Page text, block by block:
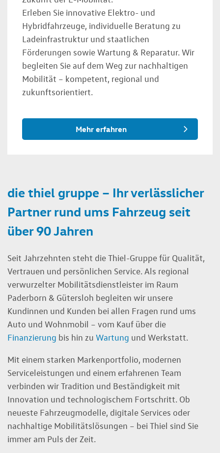
Erleben Sie innovative Elektro- und
Hybridfahrzeuge, individuelle Beratung zu
Ladeinfrastruktur und staatlichen
Förderungen sowie Wartung & Reparatur. Wir
begleiten Sie auf dem Weg zur nachhaltigen
Mobilität – kompetent, regional und
zukunftsorientiert.
Mehr erfahren
die thiel gruppe – Ihr verlässlicher
Partner rund ums Fahrzeug seit
über 90 Jahren
Seit Jahrzehnten steht die Thiel-Gruppe für Qualität,
Vertrauen und persönlichen Service. Als regional
verwurzelter Mobilitätsdienstleister im Raum
Paderborn & Gütersloh begleiten wir unsere
Kundinnen und Kunden bei allen Fragen rund ums
Auto und Wohnmobil – vom Kauf über die
Finanzierung bis hin zu Wartung und Werkstatt.
Mit einem starken Markenportfolio, modernen
Serviceleistungen und einem erfahrenen Team
verbinden wir Tradition und Beständigkeit mit
Innovation und technologischem Fortschritt. Ob
neueste Fahrzeugmodelle, digitale Services oder
nachhaltige Mobilitätslösungen – bei Thiel sind Sie
immer am Puls der Zeit.